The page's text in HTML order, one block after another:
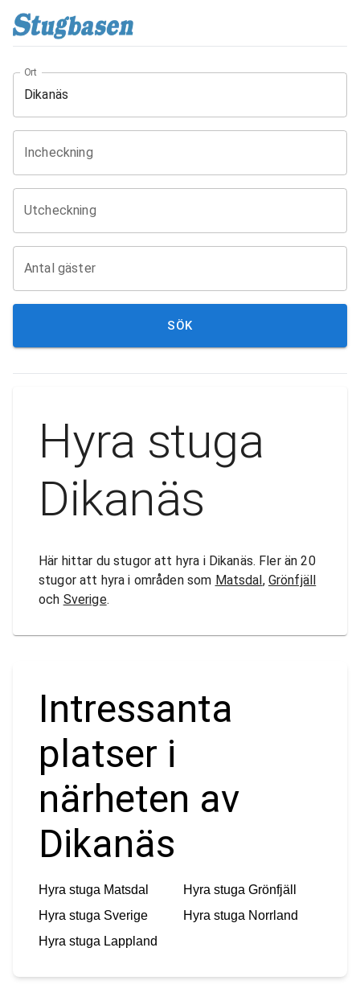
Ort
Incheckning
Utcheckning
Antal gäster
SÖK
Hyra stuga
Dikanäs
Här hittar du stugor att hyra i Dikanäs. Fler än 20
stugor att hyra i områden som Matsdal, Grönfjäll
och Sverige.
Intressanta
platser i
närheten av
Dikanäs
Hyra stuga Matsdal Hyra stuga Grönfjäll
Hyra stuga Sverige Hyra stuga Norrland
Hyra stuga Lappland